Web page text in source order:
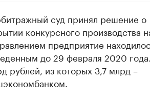
суд принял решение о
конкурсного производства
предприятие
до 29 февраля 2020 года.
рублей, из которых 3,7 млрд –